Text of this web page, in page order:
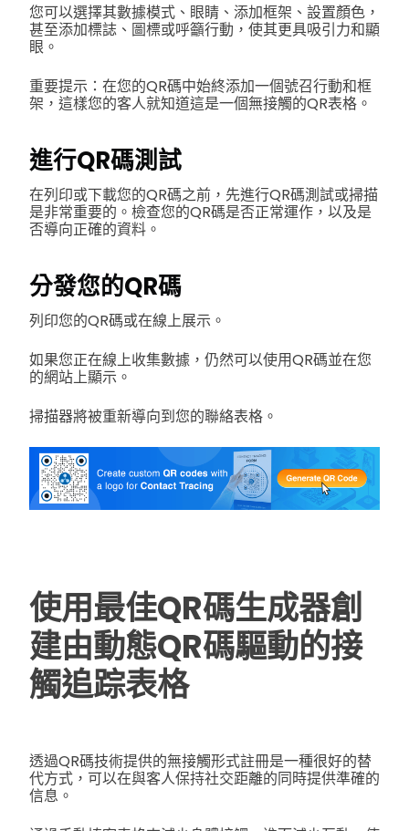
您可以選擇其數據模式、眼睛、添加框架、設置顏色，
甚至添加標誌、圖標或呼籲行動，使其更具吸引力和顯
眼。
重要提示：在您的QR碼中始終添加一個號召行動和框
架，這樣您的客人就知道這是一個無接觸的QR表格。
進行QR碼測試
在列印或下載您的QR碼之前，先進行QR碼測試或掃描
是非常重要的。檢查您的QR碼是否正常運作，以及是
否導向正確的資料。
分發您的QR碼
列印您的QR碼或在線上展示。
如果您正在線上收集數據，仍然可以使用QR碼並在您
的網站上顯示。
掃描器將被重新導向到您的聯絡表格。
使用最佳QR碼生成器創
建由動態QR碼驅動的接
觸追踪表格
透過QR碼技術提供的無接觸形式註冊是一種很好的替
代方式，可以在與客人保持社交距離的同時提供準確的
信息。